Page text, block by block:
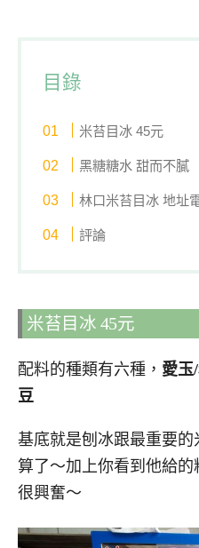
目錄
米苔目冰 45元
黑糖糖水 甜而不膩
林口米苔目冰 地址
評論
米苔目冰 45元
配料的種類有六種， 愛玉
豆
基底就是刨冰跟最重要的
算了～加上你看到他給
很興奮～